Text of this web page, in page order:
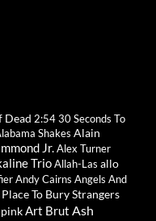
Dead 2:5430 Seconds To
Shakes Alain
Jr.Alex Turner
TrioAllah-Las allo
Andy Cairns Angels And
To Bury Strangers
Art Brut Ash